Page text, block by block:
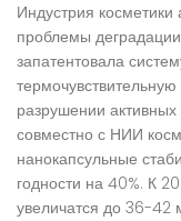
Индустрия
проблемы
запатентовала
разрушении
совместно с НИИ
нанокапсульные
годности на 40%. К
увеличатся до 36-42